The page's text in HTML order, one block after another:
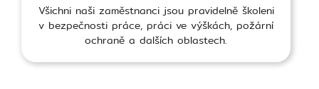
Všichni naši zaměstnanci jsou pravidelně školeni
v bezpečnosti práce, práci ve výškách, požární
ochraně a dalších oblastech.